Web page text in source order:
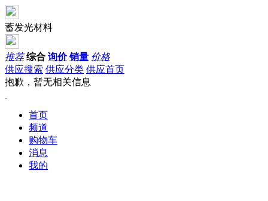
蓄发光材料
推荐 综合 询价 销量 价格
供应搜索 供应分类 供应首页
抱歉，暂无相关信息
首页
频道
购物车
消息
我的